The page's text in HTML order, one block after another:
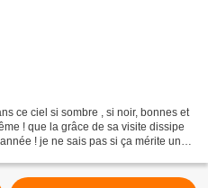
ce ciel si sombre , si noir, bonnes et
! que la grâce de sa visite dissipe
! je ne sais pas si ça mérite un